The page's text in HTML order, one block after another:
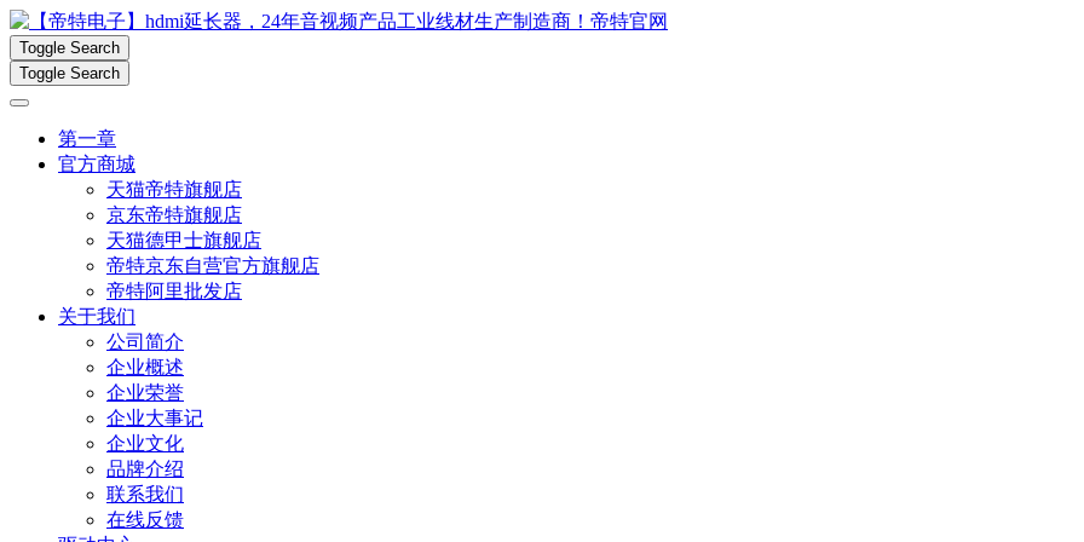
Toggle Search
Toggle Search
第一章
官方商城
天猫帝特旗舰店
京东帝特旗舰店
天猫德甲士旗舰店
帝特京东自营官方旗舰店
帝特阿里批发店
关于我们
公司简介
企业概述
企业荣誉
企业大事记
企业文化
品牌介绍
联系我们
在线反馈